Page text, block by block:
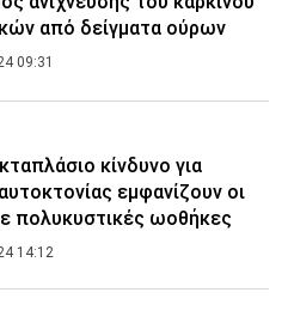
από δείγματα ούρων
09:31
κίνδυνο για
εμφανίζουν οι
πολυκυστικές ωοθήκες
14:12